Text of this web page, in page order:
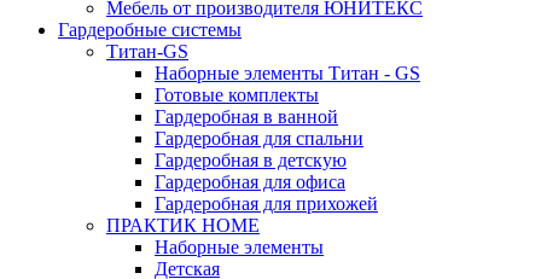
Мебель от производителя ЮНИТЕКС
Гардеробные системы
Титан-GS
Наборные элементы Титан - GS
Готовые комплекты
Гардеробная в ванной
Гардеробная для спальни
Гардеробная в детскую
Гардеробная для офиса
Гардеробная для прихожей
ПРАКТИК HOME
Наборные элементы
Детская